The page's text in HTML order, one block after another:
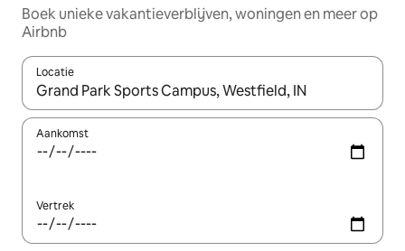
Boek unieke vakantieverblijven, woningen en meer op
Airbnb
Locatie
Wanneer er resultaten beschikbaar zijn, maak je een keuze
Aankomst
Vertrek